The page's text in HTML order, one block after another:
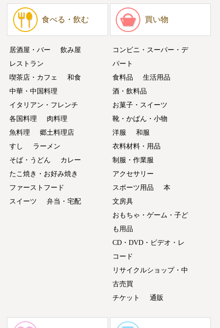
食べる・飲む
居酒屋・バー
飲み屋
レストラン
喫茶店・カフェ
和食
中華・中国料理
イタリアン・フレンチ
各国料理
肉料理
魚料理
郷土料理店
すし
ラーメン
そば・うどん
カレー
たこ焼き・お好み焼き
ファーストフード
スイーツ
弁当・宅配
買い物
コンビニ・スーパー・デ
パート
食料品
生活用品
酒・飲料品
お菓子・スイーツ
靴・かばん・小物
洋服
和服
衣料材料・用品
制服・作業服
アクセサリー
スポーツ用品
本
文房具
おもちゃ・ゲーム・子ど
も用品
CD・DVD・ビデオ・レ
コード
リサイクルショップ・中
古売買
チケット
通販